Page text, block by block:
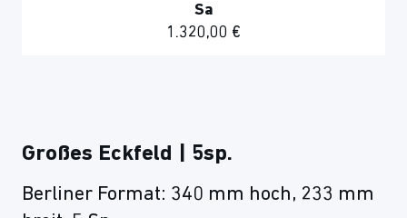
Sa
1.320,00 €
Großes Eckfeld | 5sp.
Berliner Format: 340 mm hoch, 233 mm